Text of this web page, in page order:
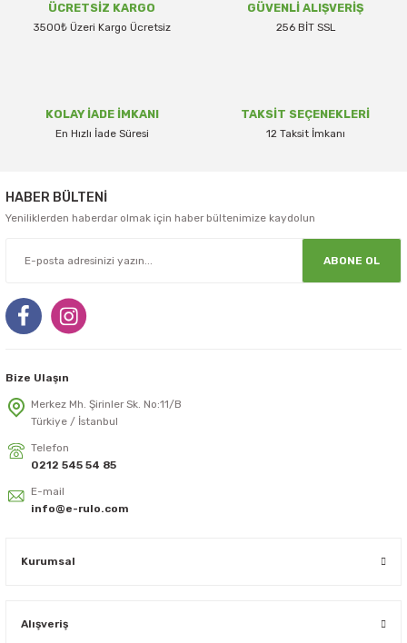
ÜCRETSİZ KARGO
3500₺ Üzeri Kargo Ücretsiz
GÜVENLİ ALIŞVERİŞ
256 BİT SSL
KOLAY İADE İMKANI
En Hızlı İade Süresi
TAKSİT SEÇENEKLERİ
12 Taksit İmkanı
HABER BÜLTENİ
Yeniliklerden haberdar olmak için haber bültenimize kaydolun
ABONE OL
Bize Ulaşın
Merkez Mh. Şirinler Sk. No:11/B
Türkiye / İstanbul
Telefon
0212 545 54 85
E-mail
info@e-rulo.com
Kurumsal
Alışveriş